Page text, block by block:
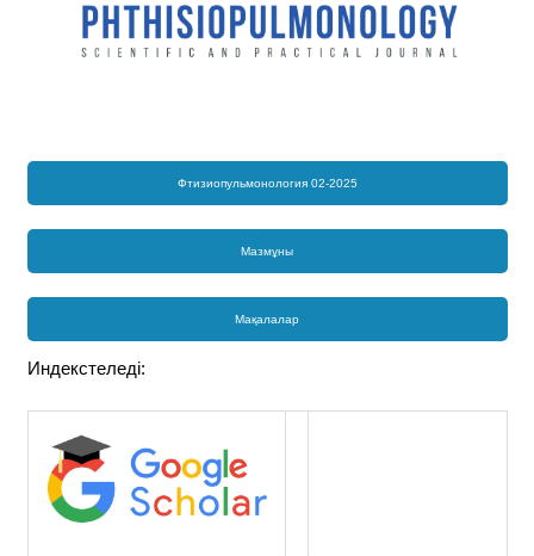
Фтизиопульмонология 02-2025
Мазмұны
Мақалалар
Индекстеледі: